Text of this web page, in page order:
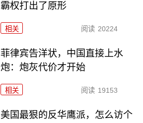
霸权打出了原形
相关 阅读 20224
菲律宾告洋状，中国直接上水
炮：炮灰代价才开始
相关 阅读 19153
美国最狠的反华鹰派，怎么访个